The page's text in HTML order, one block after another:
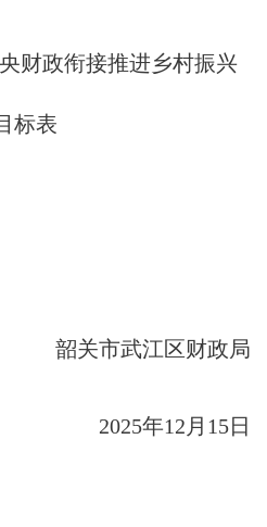
财政衔接推进乡村振兴
标表
韶关市武江区财政局
2025年12月15日